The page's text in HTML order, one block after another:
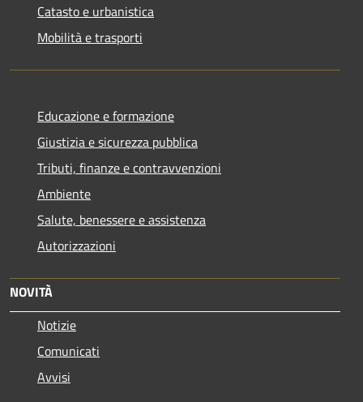
Catasto e urbanistica
Mobilità e trasporti
Educazione e formazione
Giustizia e sicurezza pubblica
Tributi, finanze e contravvenzioni
Ambiente
Salute, benessere e assistenza
Autorizzazioni
NOVITÀ
Notizie
Comunicati
Avvisi